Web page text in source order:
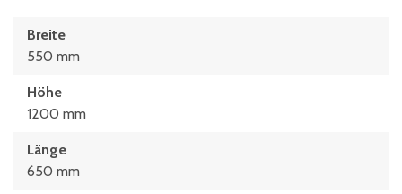
Breite
550 mm
Höhe
1200 mm
Länge
650 mm